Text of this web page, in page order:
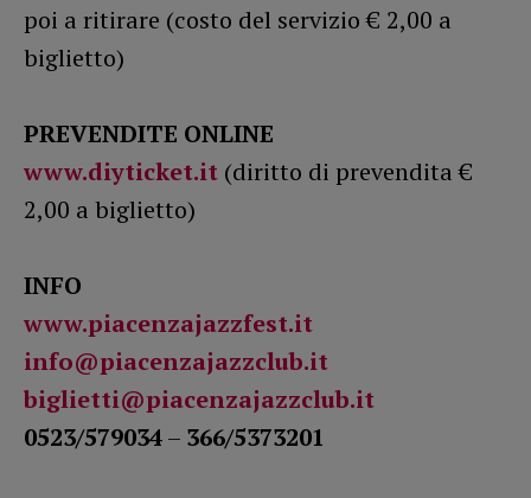
poi a ritirare (costo del servizio € 2,00 a
biglietto)
PREVENDITE ONLINE
www.diyticket.it (diritto di prevendita €
2,00 a biglietto)
INFO
www.piacenzajazzfest.it
info@piacenzajazzclub.it
biglietti@piacenzajazzclub.it
0523/579034– 366/5373201